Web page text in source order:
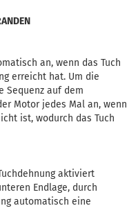
an, wenn das Tuch
erreicht hat. Um die
Sequenz auf dem
Motor jedes Mal an, wenn
ist, wodurch das Tuch
aktiviert
Endlage, durch
automatisch eine